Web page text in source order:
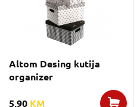
Altom Desing kutija
organizer
5,90 KM